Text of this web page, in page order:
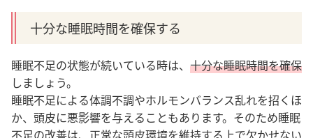
十分な睡眠時間を確保する
睡眠不足の状態が続いている時は、 十分な睡眠時間を確保
しましょう。
睡眠不足による体調不調やホルモンバランス乱れを招くほ
か、頭皮に悪影響を与えることもあります。 そのため睡眠
不足の改善は、正常な頭皮環境を維持する上で欠かせない